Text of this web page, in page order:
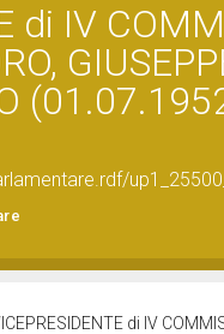
di IV
di IV